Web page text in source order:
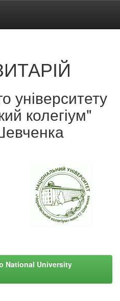
університету
колегіум"
National University